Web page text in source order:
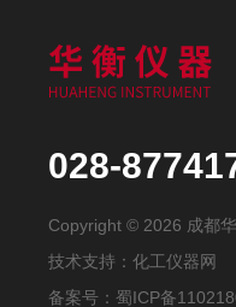
028-
Copyright © 2026 成都
技术支持：化工仪器网
备案号：蜀ICP备